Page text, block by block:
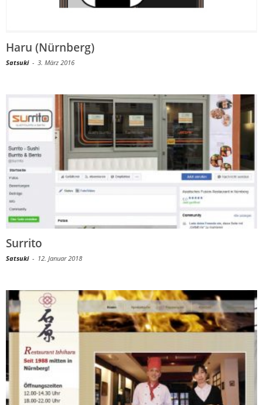
Haru (Nürnberg)
Satsuki - 3. März 2016
Surrito
Satsuki - 12. Januar 2018